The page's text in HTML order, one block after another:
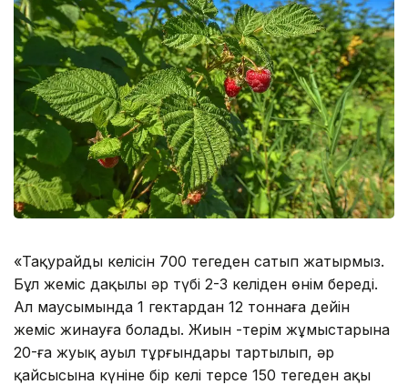
«Таңқурайдың келісін 700 теңгеден сатып жатырмыз.
Бұл жеміс дақылың әр түбі 2-3 келіден өнім береді.
Ал маусымында 1 гектардан 12 тоннаға дейін
жеміс жинауға болады. Жиын -терім жұмыстарына
20-ға жуық ауыл тұрғындары тартылып, әр
қайсысына күніне бір келі терсе 150 теңгеден ақы